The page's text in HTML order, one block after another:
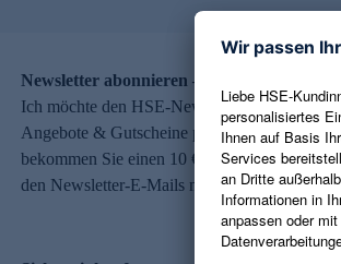
Newsletter abonnieren – 10 € Gutschein
Ich möchte den HSE-Newsletter abonnieren
Angebote & Gutscheine per E-Mail erhalten.
bekommen Sie einen 10 € Gutschein. Eine
den Newsletter-E-Mails möglich.